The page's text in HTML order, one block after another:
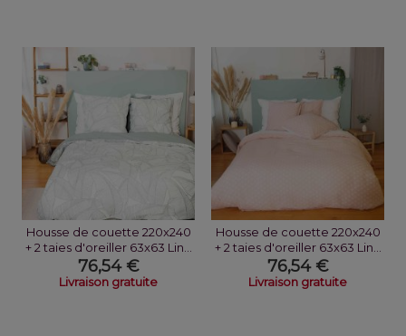
Housse de couette 220x240
+ 2 taies d'oreiller 63x63 Lin...
76,54 €
Livraison gratuite
Housse de couette 220x240
+ 2 taies d'oreiller 63x63 Lin...
76,54 €
Livraison gratuite